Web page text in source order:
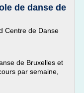
de danse de
Centre de Danse
de Bruxelles et
par semaine,